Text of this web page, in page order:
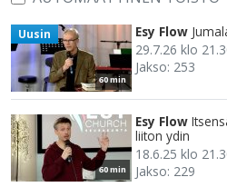
60 min
Uusin Esy Flow
29.7.26 klo
Jakso: 253
60 min
Esy Flow
liiton ydin
18.6.25 klo
Jakso: 229